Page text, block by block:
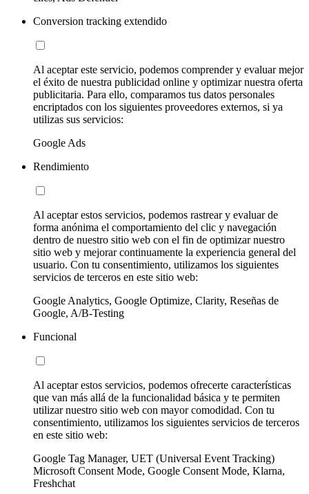
Conversion tracking extendido
Al aceptar este servicio, podemos comprender y evaluar mejor
el éxito de nuestra publicidad online y optimizar nuestra oferta
publicitaria. Para ello, comparamos tus datos personales
encriptados con los siguientes proveedores externos, si ya
utilizas sus servicios:
Google Ads
Rendimiento
Al aceptar estos servicios, podemos rastrear y evaluar de
forma anónima el comportamiento del clic y navegación
dentro de nuestro sitio web con el fin de optimizar nuestro
sitio web y mejorar continuamente la experiencia general del
usuario. Con tu consentimiento, utilizamos los siguientes
servicios de terceros en este sitio web:
Google Analytics, Google Optimize, Clarity, Reseñas de
Google, A/B-Testing
Funcional
Al aceptar estos servicios, podemos ofrecerte características
que van más allá de la funcionalidad básica y te permiten
utilizar nuestro sitio web con mayor comodidad. Con tu
consentimiento, utilizamos los siguientes servicios de terceros
en este sitio web:
Google Tag Manager, UET (Universal Event Tracking)
Microsoft Consent Mode, Google Consent Mode, Klarna,
Freshchat